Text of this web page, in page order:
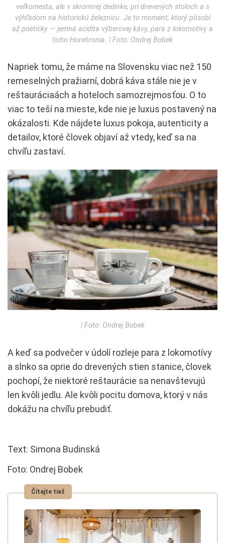
veľkomesta, ale v skromnej dedinke, pri drevených stoloch a s
výhľadom na historickú železnicu. Je to moment, ktorý pôsobí
až poeticky — jemná acidita výberovej kávy, para z lokomotívy a
ticho Horehronia. | Foto: Ondrej Bobek
Napriek tomu, že máme na Slovensku viac než 150
remeselných pražiarní, dobrá káva stále nie je v
reštauráciaách a hoteloch samozrejmosťou. O to
viac to teší na mieste, kde nie je luxus postavený na
okázalosti. Kde nájdete luxus pokoja, autenticity a
detailov, ktoré človek objaví až vtedy, keď sa na
chvíľu zastaví.
| Foto: Ondrej Bobek
A keď sa podvečer v údolí rozleje para z lokomotívy
a slnko sa oprie do drevených stien stanice, človek
pochopí, že niektoré reštaurácie sa nenavštevujú
len kvôli jedlu. Ale kvôli pocitu domova, ktorý v nás
dokážu na chvíľu prebudiť.
Text: Simona Budinská
Foto: Ondrej Bobek